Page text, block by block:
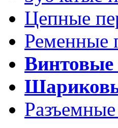
Цепные
Ременные
Винтовые